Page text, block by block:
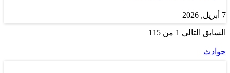
7 أبريل, 2026
السابق التالي 1 من 115
حوادث